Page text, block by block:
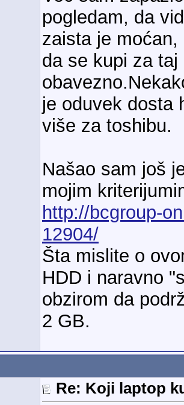
pogledam, da
zaista je
da se kupi za
je oduvek dosta
više za toshibu.
Našao sam još
mojim
http://bcgroup-
12904/
Šta mislite o
HDD i naravno
obzirom da
2 GB.
Re: Koji laptop